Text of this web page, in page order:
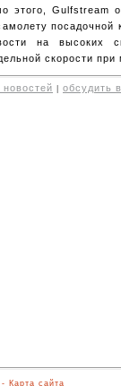
этого, Gulfstream
посадочной
на высоких
скорости
обсудить
- Карта сайта